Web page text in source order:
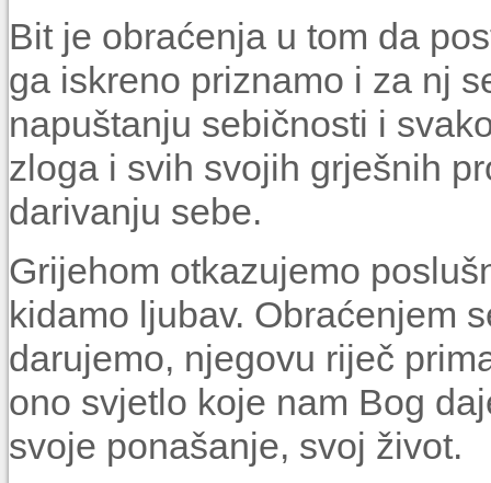
Bit je obraćenja u tom da
ga iskreno priznamo i za nj
napuštanju sebičnosti i
zloga i svih svojih grješnih
darivanju sebe.
Grijehom otkazujemo
kidamo ljubav. Obraćenjem
darujemo, njegovu riječ
ono svjetlo koje nam Bog
svoje ponašanje, svoj život.